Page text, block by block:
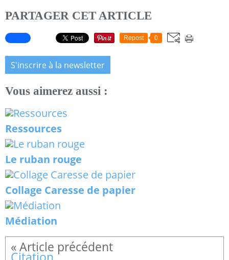
PARTAGER CET ARTICLE
Repost 0
S'inscrire à la newsletter
Vous aimerez aussi :
Ressources
Le ruban rouge
Collage Caresse de papier
Médiation